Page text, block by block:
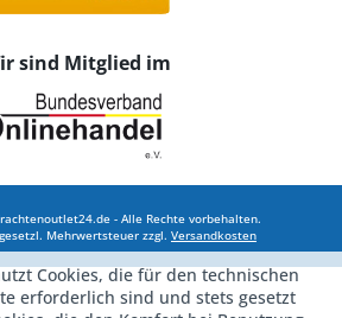
sind Mitglied im
- Alle Rechte vorbehalten.
Mehrwertsteuer zzgl. Versandkosten
Cookies, die für den technischen
erforderlich sind und stets gesetzt